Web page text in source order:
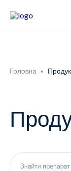
Новини
Неврологія
Фармаконагляд
Головна